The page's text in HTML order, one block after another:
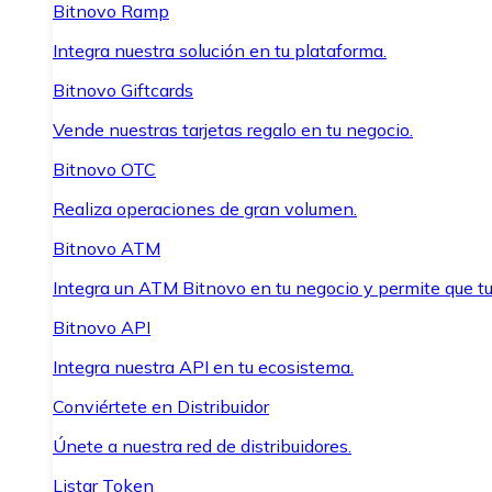
Bitnovo Ramp
Integra nuestra solución en tu plataforma.
Bitnovo Giftcards
Vende nuestras tarjetas regalo en tu negocio.
Bitnovo OTC
Realiza operaciones de gran volumen.
Bitnovo ATM
Integra un ATM Bitnovo en tu negocio y permite que
Bitnovo API
Integra nuestra API en tu ecosistema.
Conviértete en Distribuidor
Únete a nuestra red de distribuidores.
Listar Token